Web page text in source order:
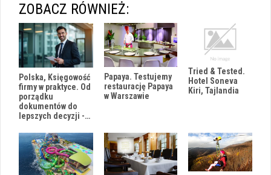
ZOBACZ RÓWNIEŻ:
Polska, Księgowość
firmy w praktyce. Od
porządku
dokumentów do
lepszych decyzji -…
Papaya. Testujemy
restaurację Papaya
w Warszawie
Tried & Tested.
Hotel Soneva
Kiri, Tajlandia